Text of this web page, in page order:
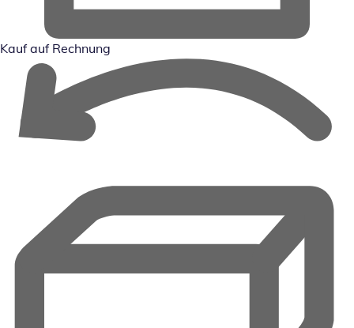
Kauf auf Rechnung